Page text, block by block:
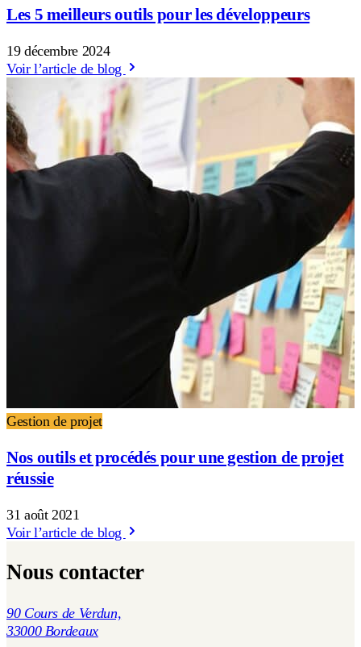
Les 5 meilleurs outils pour les développeurs
19 décembre 2024
Voir l’article de blog
Gestion de projet
Nos outils et procédés pour une gestion de projet
réussie
31 août 2021
Voir l’article de blog
Nous contacter
90 Cours de Verdun,
33000 Bordeaux